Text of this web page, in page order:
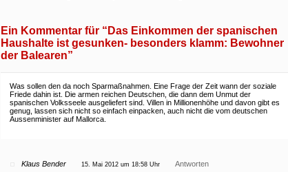
Ein Kommentar für “Das Einkommen der spanischen
Haushalte ist gesunken- besonders klamm: Bewohner
der Balearen”
Was sollen den da noch Sparmaßnahmen. Eine Frage der Zeit wann der soziale
Friede dahin ist. Die armen reichen Deutschen, die dann dem Unmut der
spanischen Volksseele ausgeliefert sind. Villen in Millionenhöhe und davon gibt es
genug, lassen sich nicht so einfach einpacken, auch nicht die vom deutschen
Aussenminister auf Mallorca.
Klaus Bender 15. Mai 2012 um 18:58 Uhr Antworten